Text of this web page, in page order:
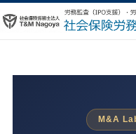
M&A